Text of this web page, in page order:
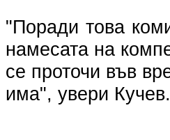
"Поради това
намесата на
се проточи във
има", увери Кучев.